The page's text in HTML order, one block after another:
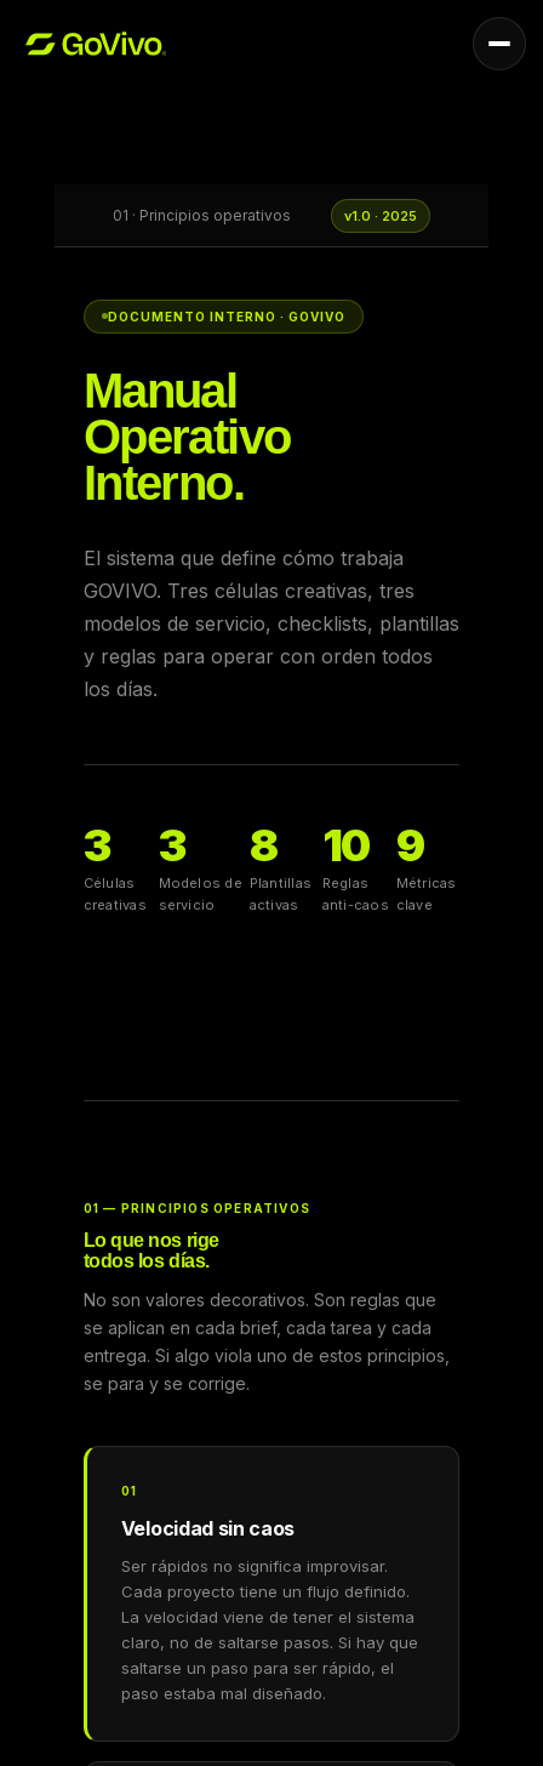
Servicios
01 · Principios operativos v1.0 · 2025
DOCUMENTO INTERNO · GOVIVO
Manual
Operativo
Interno.
El sistema que define cómo trabaja
GOVIVO. Tres células creativas, tres
modelos de servicio, checklists, plantillas
y reglas para operar con orden todos
los días.
3
Células
creativas
3
Modelos de
servicio
8
Plantillas
activas
10
Reglas
anti-caos
9
Métricas
clave
01 — PRINCIPIOS OPERATIVOS
Lo que nos rige
todos los días.
No son valores decorativos. Son reglas que
se aplican en cada brief, cada tarea y cada
entrega. Si algo viola uno de estos principios,
se para y se corrige.
01
Velocidad sin caos
Ser rápidos no significa improvisar.
Cada proyecto tiene un flujo definido.
La velocidad viene de tener el sistema
claro, no de saltarse pasos. Si hay que
saltarse un paso para ser rápido, el
paso estaba mal diseñado.